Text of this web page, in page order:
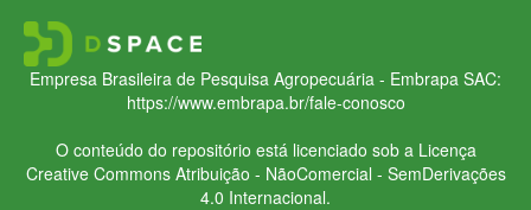
Empresa Brasileira de Pesquisa Agropecuária - Embrapa SAC:
https://www.embrapa.br/fale-conosco
O conteúdo do repositório está licenciado sob a Licença
Creative CommonsAtribuição - NãoComercial - SemDerivações
4.0 Internacional.